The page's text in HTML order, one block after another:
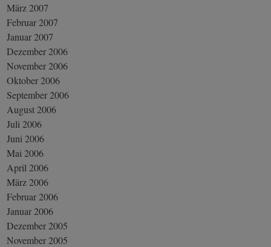
März 2007
Februar 2007
Januar 2007
Dezember 2006
November 2006
Oktober 2006
September 2006
August 2006
Juli 2006
Juni 2006
Mai 2006
April 2006
März 2006
Februar 2006
Januar 2006
Dezember 2005
November 2005